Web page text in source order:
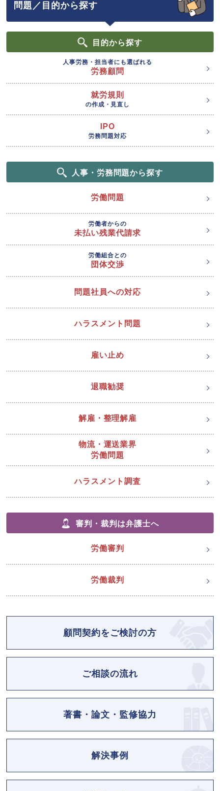
問題／目的から探す
目的から探す
人事労務・担当者にも選ばれる
労務顧問
就労規則
の作成・見直し
IPO
労務問題対応
人事・労務問題から探す
労働問題
労働者からの
未払い残業代請求
労働組合との
団体交渉
問題社員への対応
ハラスメント問題
雇い止め
退職勧奨
解雇・整理解雇
物流・運送業界
労働問題
ハラスメント調査
審判・裁判は弁護士へ
労働審判
労働裁判
顧問契約をご検討の方
ご相談の流れ
著書・論文・監修協力
解決事例